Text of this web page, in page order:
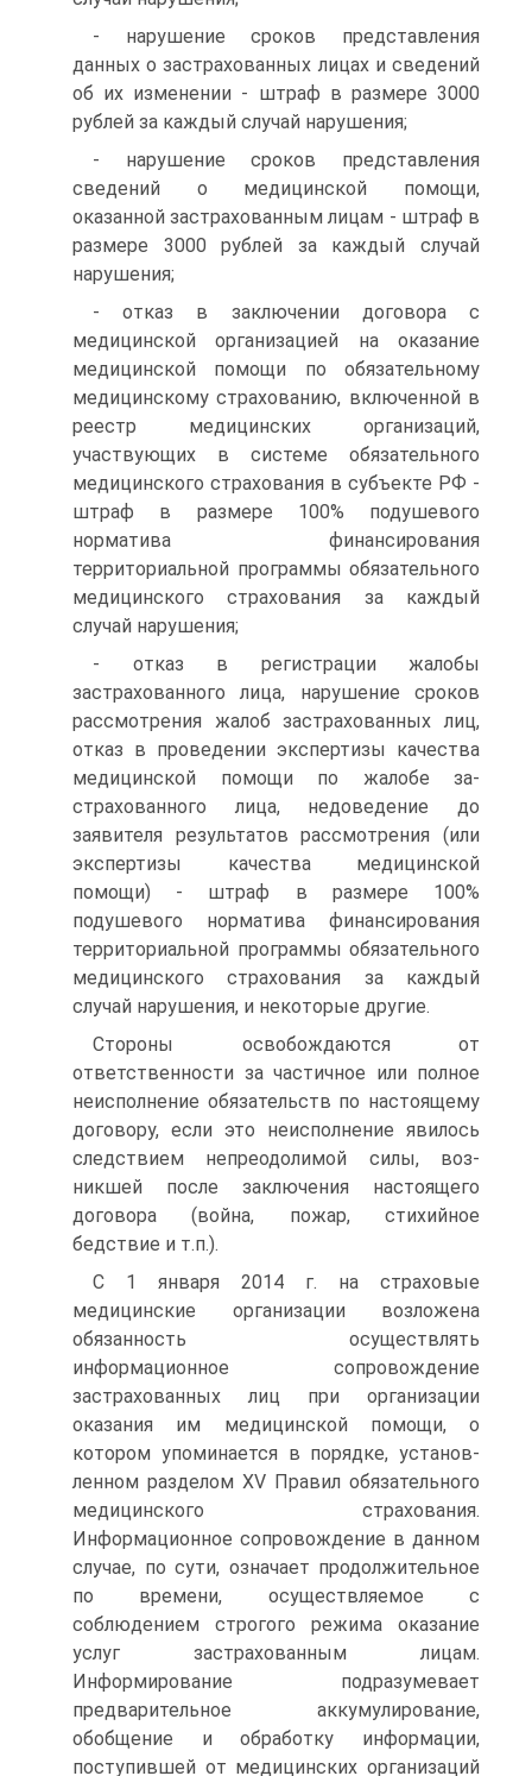
- нарушение сроков представления
данных о застрахованных ли­цах и сведений
об их изменении - штраф в размере 3000
рублей за каждый случай нарушения;
- нарушение сроков представления
сведений о медицинской по­мощи,
оказанной застрахованным лицам - штраф в
размере 3000 рублей за каждый случай
нарушения;
- отказ в заключении договора с
медицинской организацией на оказание
медицинской помощи по обязательному
медицинскому страхованию, включенной в
реестр медицинских организаций,
участвующих в системе обязательного
медицинского страхова­ния в субъекте РФ -
штраф в размере 100% подушевого
нормати­ва финансирования
территориальной программы обязательного
медицинского страхования за каждый
случай нарушения;
- отказ в регистрации жалобы
застрахованного лица, нарушение сроков
рассмотрения жалоб застрахованных лиц,
отказ в прове­дении экспертизы качества
медицинской помощи по жалобе за­
страхованного лица, недоведение до
заявителя результатов рас­смотрения (или
экспертизы качества медицинской
помощи) - штраф в размере 100%
подушевого норматива финансирования
территориальной программы обязательного
медицинского стра­хования за каждый
случай нарушения, и некоторые другие.
Стороны освобождаются от
ответственности за частичное или полное
неисполнение обязательств по настоящему
договору, если это неисполнение явилось
следствием непреодолимой силы, воз­
никшей после заключения настоящего
договора (война, пожар, стихийное
бедствие и т.п.).
С 1 января 2014 г. на страховые
медицинские организации возложена
обязанность осуществлять
информационное сопро­вождение
застрахованных лиц при организации
оказания им ме­дицинской помощи, о
котором упоминается в порядке, установ­
ленном разделом XV Правил обязательного
медицинского стра­хования.
Информационное сопровождение в данном
случае, по сути, означает продолжительное
по времени, осуществляемое с
соблюдением строгого режима оказание
услуг застрахованным лицам.
Информирование подразумевает
предварительное акку­мулирование,
обобщение и обработку информации,
поступившей от медицинских организаций